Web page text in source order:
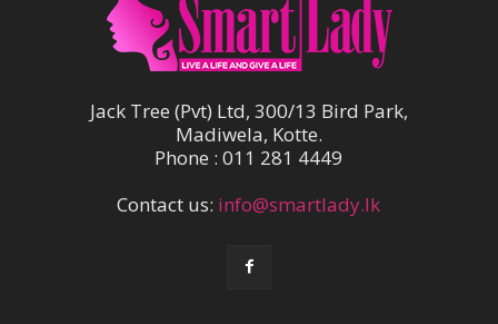
Jack Tree (Pvt) Ltd, 300/13 Bird Park,
Madiwela, Kotte.
Phone : 011 281 4449
Contact us: info@smartlady.lk